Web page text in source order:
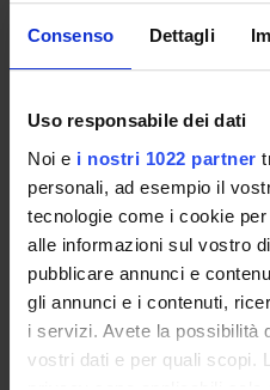
Consenso Dettagli
Uso responsabile dei dati
Noi e i nostri 1022 partner
personali, ad esempio il
tecnologie come i cookie
alle informazioni sul vostro
pubblicare annunci e
gli annunci e i contenuti,
i servizi. Avete la possibilità
vostri dati e per quali scopi.
ORGANIZZAZIONE
COMMITTEES
GOVERNANCE
UFFICI E STRUTTURE DI
SERVIZI DI SEGRETERIA